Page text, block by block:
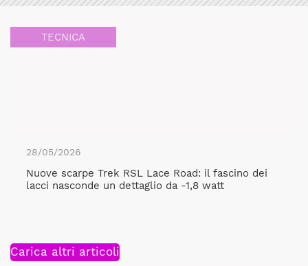
TECNICA
28/05/2026
Nuove scarpe Trek RSL Lace Road: il fascino dei
lacci nasconde un dettaglio da -1,8 watt
Carica altri articoli